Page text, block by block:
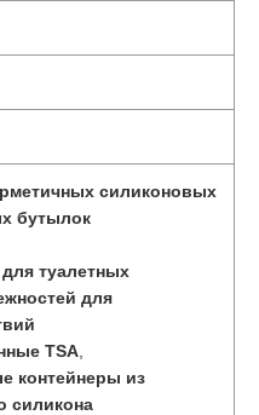
силиконовых
бутылок
туалетных
для
TSA
контейнеры из
силикона